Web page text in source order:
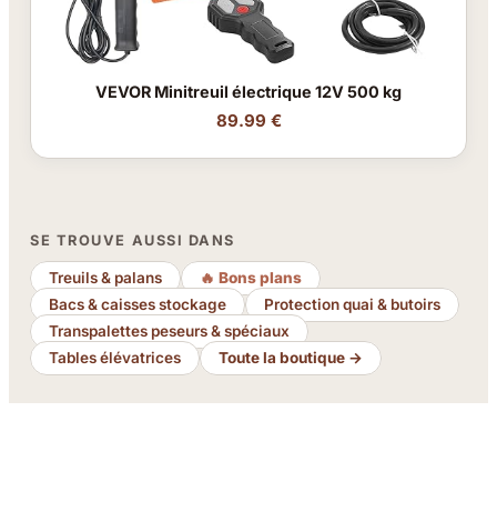
VEVOR Minitreuil électrique 12V 500 kg
89.99 €
SE TROUVE AUSSI DANS
Treuils & palans
🔥 Bons plans
Bacs & caisses stockage
Protection quai & butoirs
Transpalettes peseurs & spéciaux
Tables élévatrices
Toute la boutique →